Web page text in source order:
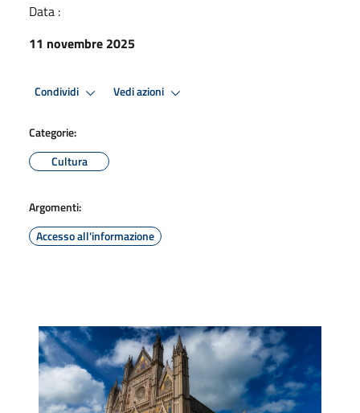
Data :
11 novembre 2025
Condividi Vedi azioni
Categorie:
Cultura
Argomenti:
Accesso all'informazione